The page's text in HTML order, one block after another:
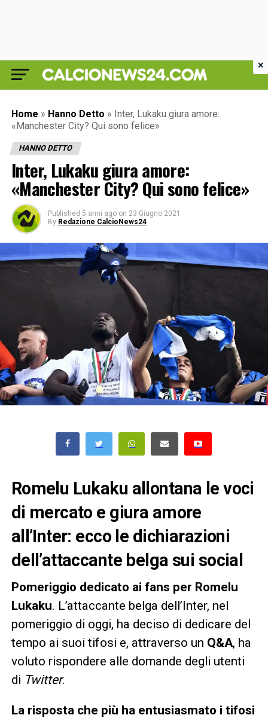
Home » Hanno Detto » Inter, Lukaku giura amore:
«Manchester City? Qui sono felice»
HANNO DETTO
Inter, Lukaku giura amore:
«Manchester City? Qui sono felice»
Published 5 anni ago on 23 Giugno 2021
By Redazione CalcioNews24
Romelu Lukaku allontana le voci
di mercato e giura amore
all’Inter: ecco le dichiarazioni
dell’attaccante belga sui social
Pomeriggio dedicato ai fans per Romelu
Lukaku. L’attaccante belga dell’Inter, nel
pomeriggio di oggi, ha deciso di dedicare del
tempo ai suoi tifosi e, attraverso un Q&A, ha
voluto rispondere alle domande degli utenti
di Twitter.
La risposta che più ha entusiasmato i tifosi
×